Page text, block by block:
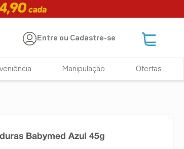
Entre ou Cadastre-se
Manipulação Ofertas
Babymed Azul 45g